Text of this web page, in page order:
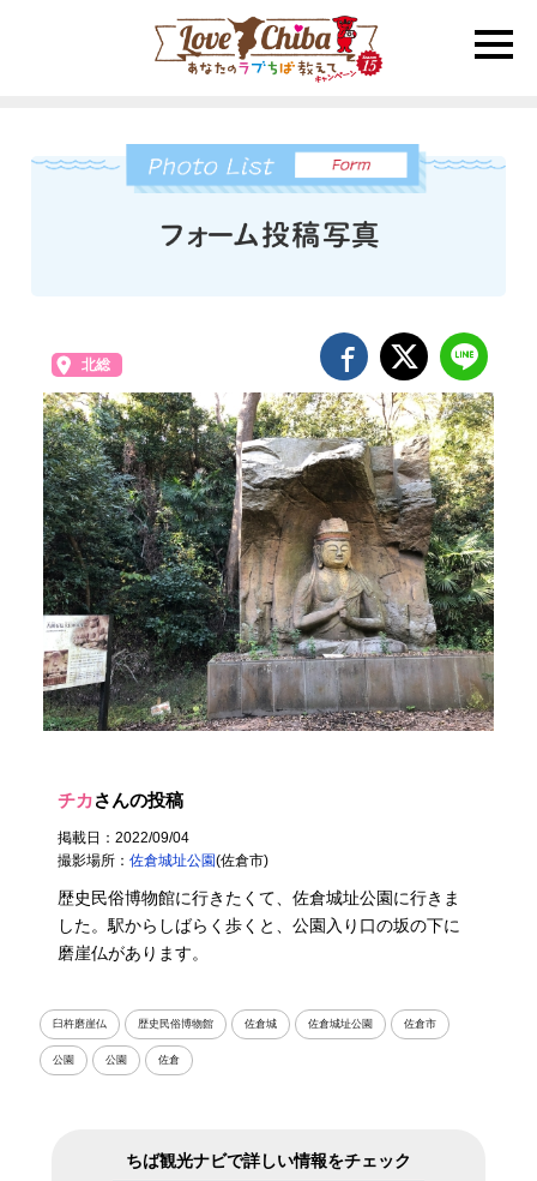
toggle
北総
チカさんの投稿
掲載日：2022/09/04
撮影場所：佐倉城址公園(佐倉市)
歴史民俗博物館に行きたくて、佐倉城址公園に行きま
した。駅からしばらく歩くと、公園入り口の坂の下に
磨崖仏があります。
臼杵磨崖仏 歴史民俗博物館 佐倉城 佐倉城址公園 佐倉市
公園 公園 佐倉
ちば観光ナビで詳しい情報をチェック